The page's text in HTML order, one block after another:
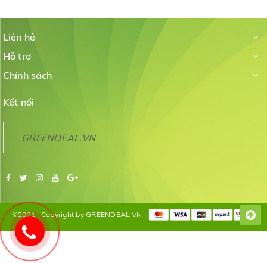
Liên hệ
Hỗ trợ
Chính sách
Kết nối
GREENDEAL.VN
©2021 | Copyright by GREENDEAL.VN